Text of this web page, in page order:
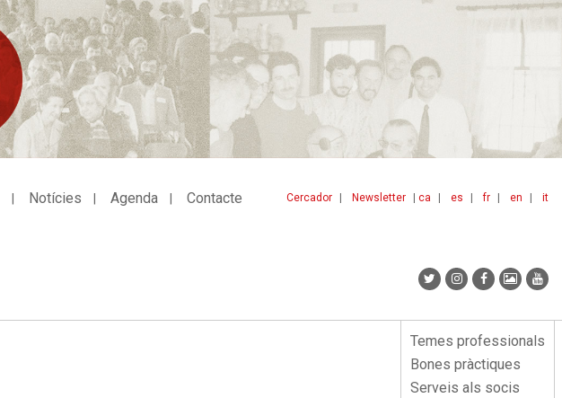
ca es fr en it
Cercador Newsletter
Notícies Agenda Contacte
Menu
lateral
Temes professionals
Bones pràctiques
Serveis als socis